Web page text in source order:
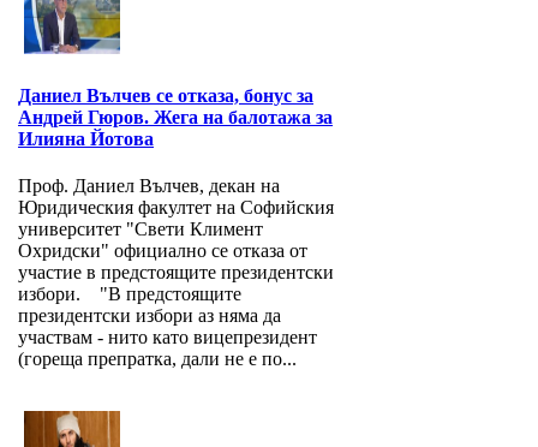
Даниел Вълчев се отказа, бонус за
Андрей Гюров. Жега на балотажа за
Илияна Йотова
Проф. Даниел Вълчев, декан на
Юридическия факултет на Софийския
университет "Свети Климент
Охридски" официално се отказа от
участие в предстоящите президентски
избори. "В предстоящите
президентски избори аз няма да
участвам - нито като вицепрезидент
(гореща препратка, дали не е по...